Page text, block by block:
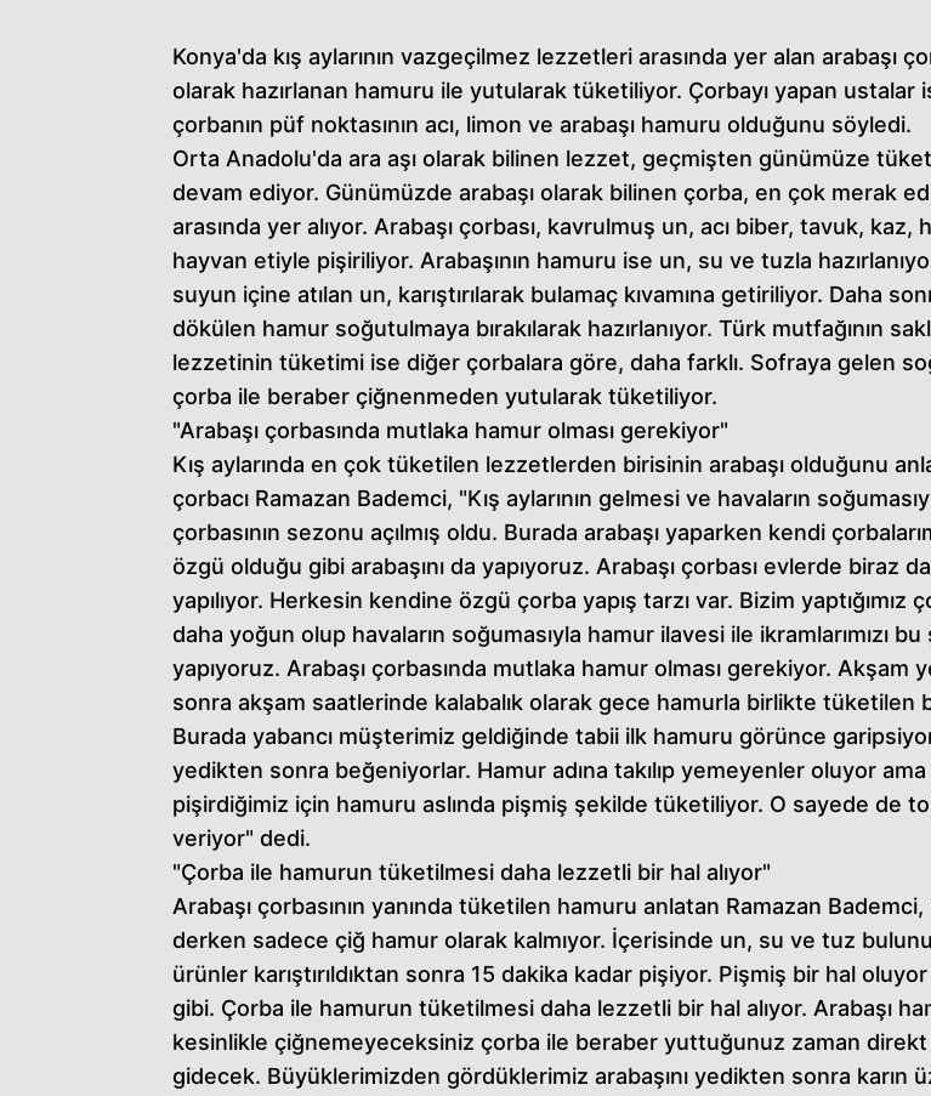
Konya'da kış aylarının vazgeçilmez lezzetleri arasında yer alan arabaşı
olarak hazırlanan hamuru ile yutularak tüketiliyor. Çorbayı yapan ustalar
çorbanın püf noktasının acı, limon ve arabaşı hamuru olduğunu söyledi.
Orta Anadolu'da ara aşı olarak bilinen lezzet, geçmişten günümüze
devam ediyor. Günümüzde arabaşı olarak bilinen çorba, en çok merak
arasında yer alıyor. Arabaşı çorbası, kavrulmuş un, acı biber, tavuk, kaz,
hayvan etiyle pişiriliyor. Arabaşının hamuru ise un, su ve tuzla
suyun içine atılan un, karıştırılarak bulamaç kıvamına getiriliyor. Daha
dökülen hamur soğutulmaya bırakılarak hazırlanıyor. Türk mutfağının
lezzetinin tüketimi ise diğer çorbalara göre, daha farklı. Sofraya gelen
çorba ile beraber çiğnenmeden yutularak tüketiliyor.
"Arabaşı çorbasında mutlaka hamur olması gerekiyor"
Kış aylarında en çok tüketilen lezzetlerden birisinin arabaşı olduğunu
çorbacı Ramazan Bademci, "Kış aylarının gelmesi ve havaların
çorbasının sezonu açılmış oldu. Burada arabaşı yaparken kendi
özgü olduğu gibi arabaşını da yapıyoruz. Arabaşı çorbası evlerde biraz
yapılıyor. Herkesin kendine özgü çorba yapış tarzı var. Bizim yaptığımız
daha yoğun olup havaların soğumasıyla hamur ilavesi ile ikramlarımızı bu
yapıyoruz. Arabaşı çorbasında mutlaka hamur olması gerekiyor. Akşam
sonra akşam saatlerinde kalabalık olarak gece hamurla birlikte tüketilen
Burada yabancı müşterimiz geldiğinde tabii ilk hamuru görünce
yedikten sonra beğeniyorlar. Hamur adına takılıp yemeyenler oluyor
pişirdiğimiz için hamuru aslında pişmiş şekilde tüketiliyor. O sayede de
veriyor" dedi.
"Çorba ile hamurun tüketilmesi daha lezzetli bir hal alıyor"
Arabaşı çorbasının yanında tüketilen hamuru anlatan Ramazan
derken sadece çiğ hamur olarak kalmıyor. İçerisinde un, su ve tuz
ürünler karıştırıldıktan sonra 15 dakika kadar pişiyor. Pişmiş bir hal
gibi. Çorba ile hamurun tüketilmesi daha lezzetli bir hal alıyor. Arabaşı
kesinlikle çiğnemeyeceksiniz çorba ile beraber yuttuğunuz zaman
gidecek. Büyüklerimizden gördüklerimiz arabaşını yedikten sonra karın